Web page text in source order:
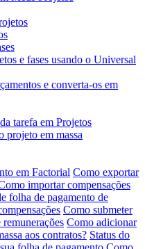
e fases usando o Universal
e converta-os em
tarefa em Projetos
projeto em massa
em Factorial Como exportar
importar compensações
folha de pagamento de
Como submeter
remunerações Como adicionar
aos contratos? Status do